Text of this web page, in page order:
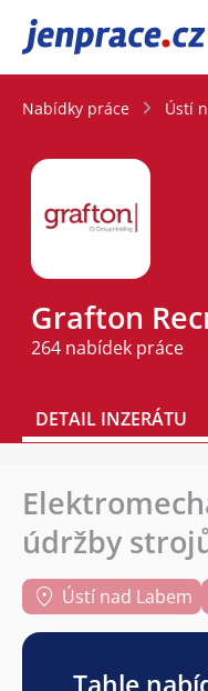
JenPráce.cz
Nabídky práce Ústí
Grafton
264 nabídek práce
DETAIL INZERÁTU
údržby
Ústí nad Labem